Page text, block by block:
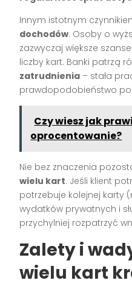
Innym istotnym
dochodów. Osoby o
zazwyczaj większe
liczby kart. Banki patrzą
zatrudnienia – stała
prawdopodobieństwo
Czy wiesz jak
oprocentowanie?
Nie bez znaczenia
wielu kart. Jeśli klient
potrzebuje kolejnej karty
wydatków prywatnych i
przychylniej rozpatrzyć
Zalety i
wielu kart